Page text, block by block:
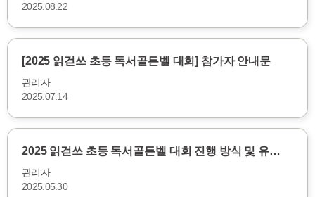
2025.08.22
[2025 읽걷쓰 초등 독서골든벨 대회] 참가자 안내문
관리자
2025.07.14
2025 읽걷쓰 초등 독서골든벨 대회 진행 방식 및 유…
관리자
2025.05.30